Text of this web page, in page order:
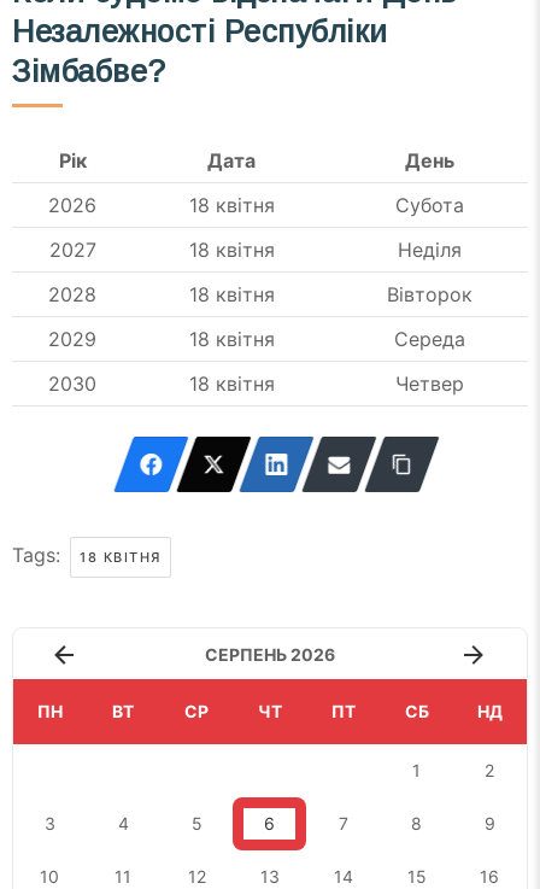
Незалежності Республіки
Зімбабве?
Рік Дата
День
2026
18 квітня
Субота
2027
18 квітня
Неділя
2028
18 квітня
Вівторок
2029
18 квітня
Середа
2030
18 квітня Четвер
Tags: 18 КВІТНЯ
СЕРПЕНЬ 2026
ПН ВТ СР ЧТ ПТ СБ НД
1 2
3 4 5 6 7 8 9
10 11 12 13 14 15 16